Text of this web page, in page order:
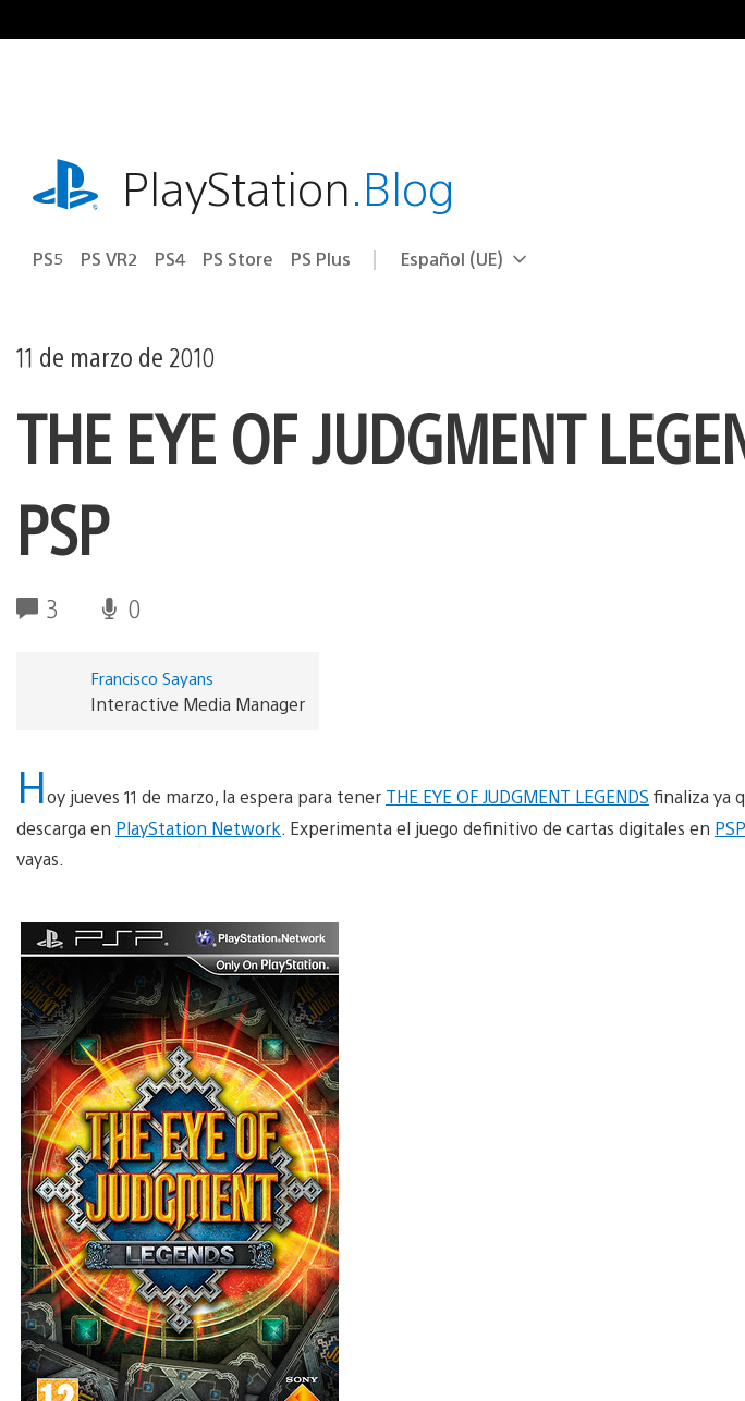
al
playstation.comPlayStation.Blog
PS5 PS VR2 PS4 PS Store PS Plus Selecciona
Región
Español (UE)
11 de marzo de 2010
THE EYE OF JUDGMENT
PSP
3 0
Francisco Sayans
Interactive Media Manager
Hoy jueves 11 de marzo, la espera para tener THE EYE OF JUDGMENT LEGENDS finaliza ya
descarga en PlayStation Network . Experimenta el juego definitivo de cartas digitales en PSP
vayas.